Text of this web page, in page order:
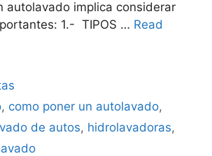
autolavado implica considerar
1.- TIPOS … Read
, como poner un autolavado,
de autos, hidrolavadoras,